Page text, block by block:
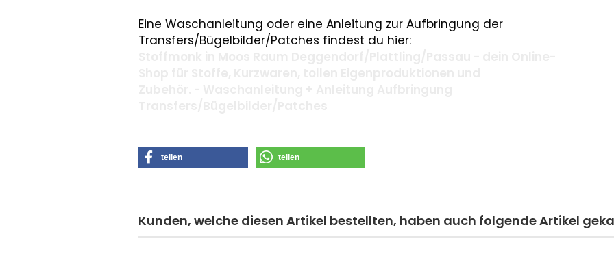
Eine Waschanleitung oder eine Anleitung zur Aufbringung der
Transfers/Bügelbilder/Patches findest du hier:
teilen teilen
Kunden, welche diesen Artikel bestellten, haben auch folgende Artikel